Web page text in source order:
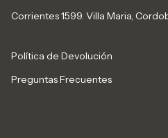
Corrientes 1599. Villa Maria,
Política de Devolución
Preguntas Frecuentes